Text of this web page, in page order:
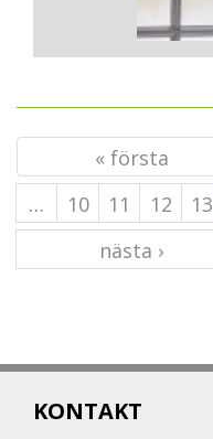
« första
…
10 11 12 13
nästa ›
KONTAKT